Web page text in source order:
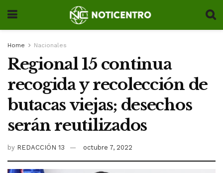
Home Nacionales
Regional 15 continua
recogida y recolección de
butacas viejas; desechos
serán reutilizados
by REDACCIÓN 13 octubre 7, 2022